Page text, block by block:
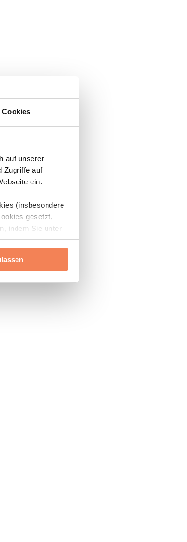
Cookies
auf unserer
Zugriffe auf
ein.
(insbesondere
gesetzt,
indem Sie unter
Cookies“